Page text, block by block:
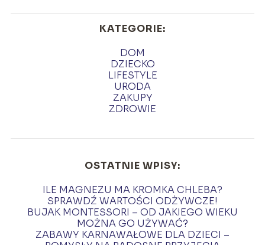
KATEGORIE:
DOM
DZIECKO
LIFESTYLE
URODA
ZAKUPY
ZDROWIE
OSTATNIE WPISY:
ILE MAGNEZU MA KROMKA CHLEBA?
SPRAWDŹ WARTOŚCI ODŻYWCZE!
BUJAK MONTESSORI – OD JAKIEGO WIEKU
MOŻNA GO UŻYWAĆ?
ZABAWY KARNAWAŁOWE DLA DZIECI –